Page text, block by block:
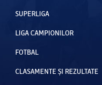
SUPERLIGA
LIGA CAMPIONILOR
FOTBAL
CLASAMENTE ȘI REZULTATE